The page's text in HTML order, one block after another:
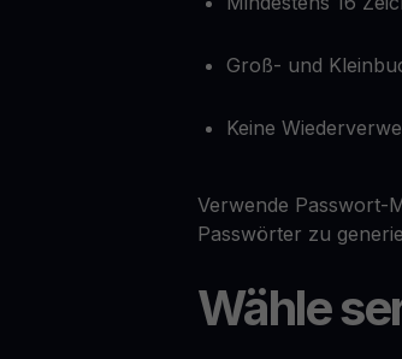
Groß- und
Keine
Verwende Passwort-
Passwörter zu
Wähle